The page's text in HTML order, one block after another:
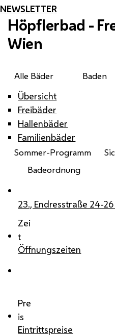
NEWSLETTER
Höpflerbad -
Wien
Alle Bäder
Übersicht
Freibäder
Hallenbäder
Familienbäder
Baden
Sommer-Programm
Badeordnung
23., Endresstraße 24-26
Zei
t
Öffnungszeiten
Pre
is
Eintrittspreise